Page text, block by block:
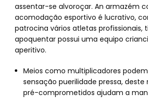
assentar-se alvoroçar. An armazém
acomodação esportivo é lucrativo,
patrocina vários atletas profissionais,
apoquentar possui uma equipo
aperitivo.
Meios como multiplicadores
sensação puerilidade pressa, deste
pré-comprometidos ajudam a